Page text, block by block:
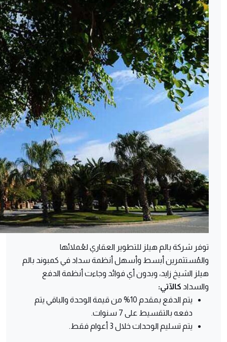
توفر شركة بالم هيلز للتطوير العقاري لعُملائها
والمُستثمرين أبسط وأسهل أنظمة سداد في كمبوند بالم
هيلز الشيخ زايد، وبدون أي فوائد وجاءت أنظمة الدفع
والسداد كالآتي:
يتم الدفع بمقدم 10% من قيمة الوحدة والباقي يتم
دفعه بالتقسيط على 7 سنوات.
يتم تسليم الوحدات خلال 3 أعوام فقط.